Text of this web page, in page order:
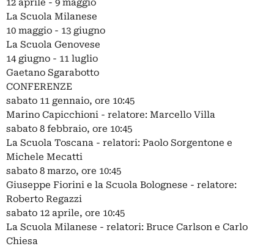
12 aprile - 9 maggio
La Scuola Milanese
10 maggio - 13 giugno
La Scuola Genovese
14 giugno - 11 luglio
Gaetano Sgarabotto
CONFERENZE
sabato 11 gennaio, ore 10:45
Marino Capicchioni - relatore: Marcello Villa
sabato 8 febbraio, ore 10:45
La Scuola Toscana - relatori: Paolo Sorgentone e
Michele Mecatti
sabato 8 marzo, ore 10:45
Giuseppe Fiorini e la Scuola Bolognese - relatore:
Roberto Regazzi
sabato 12 aprile, ore 10:45
La Scuola Milanese - relatori: Bruce Carlson e Carlo
Chiesa